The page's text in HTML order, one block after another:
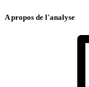
A propos de l'analyse